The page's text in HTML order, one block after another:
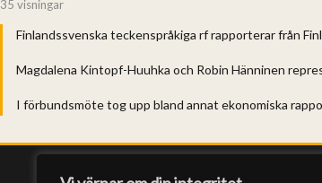
35 visningar
Finlandssvenska teckenspråkiga rf rapporterar från
Magdalena Kintopf-Huuhka och Robin Hänninen
I förbundsmöte tog upp bland annat ekonomiska